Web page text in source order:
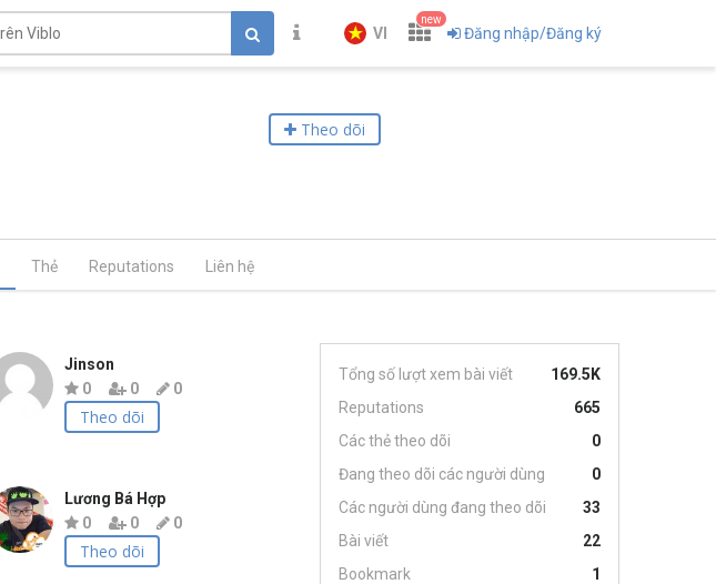
VI
new
Đăng nhập/Đăng ký
Theo dõi
Thẻ Reputations Liên hệ
Jinson
0
0 0
Theo dõi
Lương Bá Hợp
0
0 0
Theo dõi
Tổng số lượt xem bài viết
169.5K
Reputations
665
Các thẻ theo dõi
0
Đang theo dõi các người dùng
0
Các người dùng đang theo dõi
33
Bài viết
22
Bookmark
1